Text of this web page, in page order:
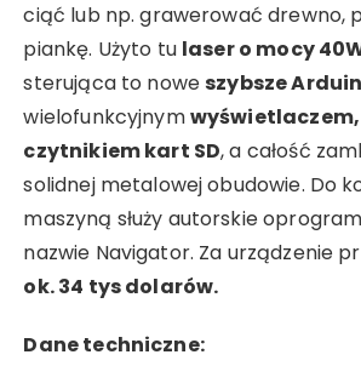
ciąć lub np. grawerować drewno,
piankę. Użyto tu laser o mocy
sterująca to noweszybsze
wielofunkcyjnymwyświetlaczem,
czytnikiem kart SD, a całość
solidnej metalowej obudowie. Do
maszyną służy autorskie
nazwie Navigator. Za urządzenie
ok. 34 tys dolarów.
Dane techniczne: